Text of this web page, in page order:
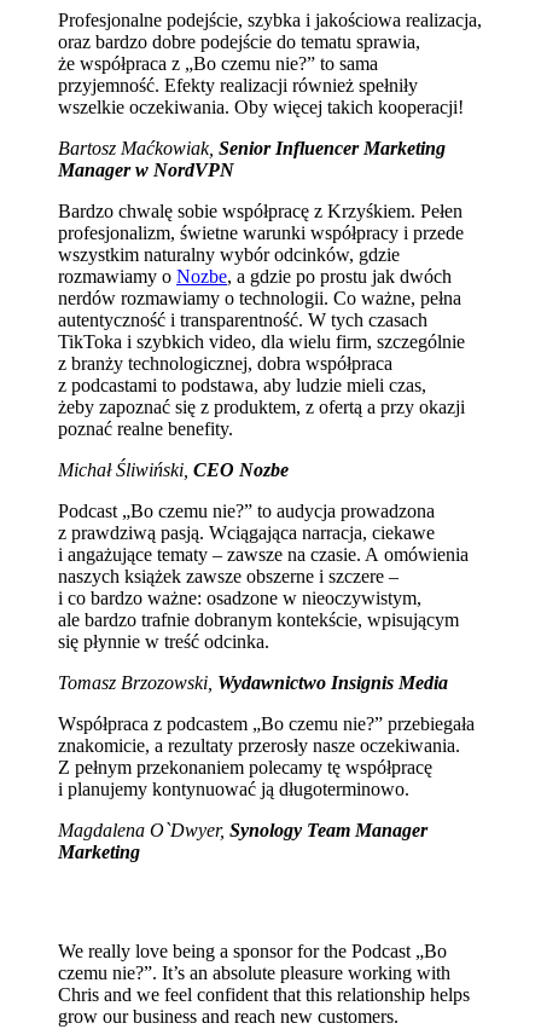
Profesjonalne podejście, szybka i jakościowa realizacja,
oraz bardzo dobre podejście do tematu sprawia,
że współpraca z „Bo czemu nie?” to sama
przyjemność. Efekty realizacji również spełniły
wszelkie oczekiwania. Oby więcej takich kooperacji!
Bartosz Maćkowiak, Senior Influencer Marketing
Manager w NordVPN
Bardzo chwalę sobie współpracę z Krzyśkiem. Pełen
profesjonalizm, świetne warunki współpracy i przede
wszystkim naturalny wybór odcinków, gdzie
rozmawiamy o Nozbe, a gdzie po prostu jak dwóch
nerdów rozmawiamy o technologii. Co ważne, pełna
autentyczność i transparentność. W tych czasach
TikToka i szybkich video, dla wielu firm, szczególnie
z branży technologicznej, dobra współpraca
z podcastami to podstawa, aby ludzie mieli czas,
żeby zapoznać się z produktem, z ofertą a przy okazji
poznać realne benefity.
Michał Śliwiński, CEO Nozbe
Podcast „Bo czemu nie?” to audycja prowadzona
z prawdziwą pasją. Wciągająca narracja, ciekawe
i angażujące tematy – zawsze na czasie. A omówienia
naszych książek zawsze obszerne i szczere –
i co bardzo ważne: osadzone w nieoczywistym,
ale bardzo trafnie dobranym kontekście, wpisującym
się płynnie w treść odcinka.
Tomasz Brzozowski, Wydawnictwo Insignis Media
Współpraca z podcastem „Bo czemu nie?” przebiegała
znakomicie, a rezultaty przerosły nasze oczekiwania.
Z pełnym przekonaniem polecamy tę współpracę
i planujemy kontynuować ją długoterminowo.
Magdalena O`Dwyer, Synology Team Manager
Marketing
We really love being a sponsor for the Podcast „Bo
czemu nie?”. It’s an absolute pleasure working with
Chris and we feel confident that this relationship helps
grow our business and reach new customers.